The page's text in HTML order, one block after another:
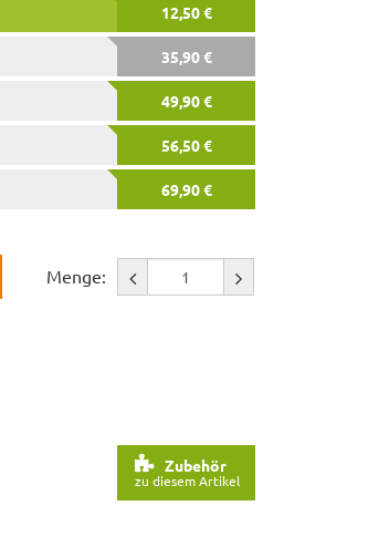
12,50 €
35,90 €
49,90 €
56,50 €
69,90 €
Menge:
Zubehör
zu diesem Artikel